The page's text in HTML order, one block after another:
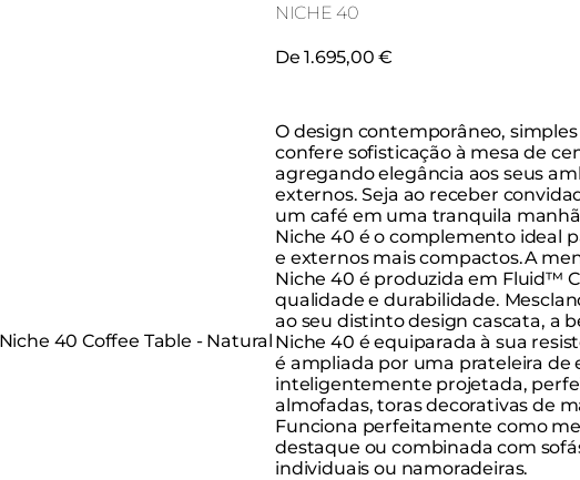
NICHE 40
De 1.695,00 €
O design contemporâneo,
confere sofisticação à mesa de
agregando elegância aos seus
externos. Seja ao receber
um café em uma tranquila
Niche 40 é o complemento ideal
e externos mais compactos.A
Niche 40 é produzida em Fluid™
qualidade e durabilidade.
ao seu distinto design cascata, a
Niche 40 é equiparada à sua
é ampliada por uma prateleira de
inteligentemente projetada,
almofadas, toras decorativas de
Funciona perfeitamente como
destaque ou combinada com
individuais ou namoradeiras.